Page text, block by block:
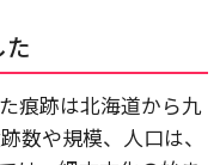
痕跡は北海道から九
数や規模、人口は、